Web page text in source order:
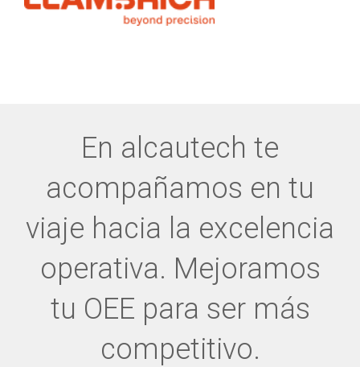
En alcautech te
acompañamos en tu
viaje hacia la excelencia
operativa. Mejoramos
tu OEE para ser más
competitivo.